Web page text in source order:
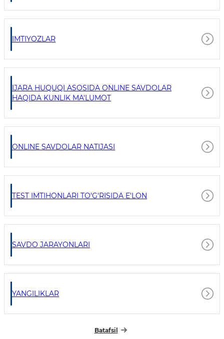
IMTIYOZLAR
IJARA HUQUQI ASOSIDA ONLINE SAVDOLAR
HAQIDA KUNLIK MA'LUMOT
ONLINE SAVDOLAR NATIJASI
TEST IMTIHONLARI TO'G'RISIDA E'LON
SAVDO JARAYONLARI
YANGILIKLAR
Batafsil